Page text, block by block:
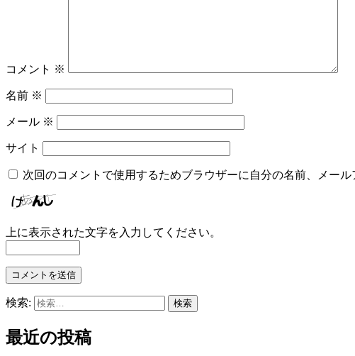
コメント ※
名前 ※
メール ※
サイト
次回のコメントで使用するためブラウザーに自分の名前、メール
上に表示された文字を入力してください。
検索:
最近の投稿